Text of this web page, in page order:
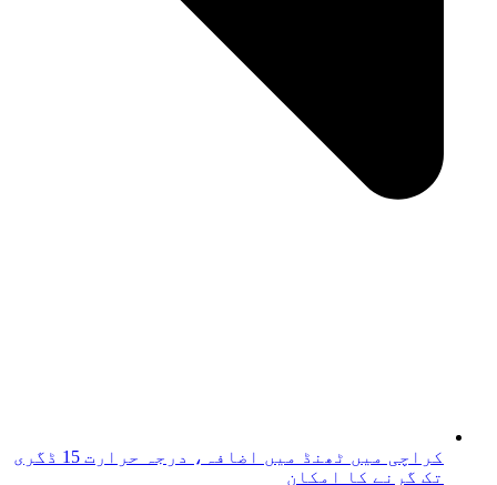
کراچی میں ٹھنڈ میں اضافہ، درجہ حرارت 15 ڈگری
تک گرنے کا امکان